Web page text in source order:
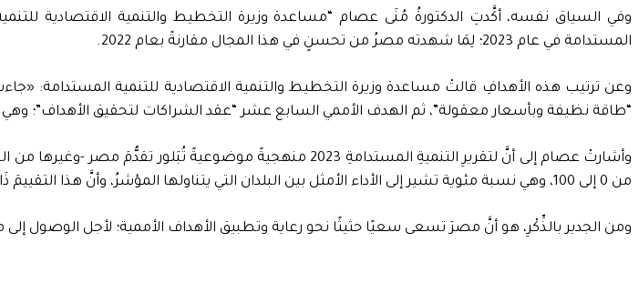
وفي السياق نفسه، أكَّدتِ الدكتورةُ مُنَى عصام “مساعدة وزيرة التخطيط والتنمية الاقتصادية
المستدامة في عام 2023؛ لِمَا شهدته مصرُ من تحسنٍ في هذا المجال مقارنةً بعام 2022.
وعن ترتيب هذه الأهدافِ قالتْ مساعدة وزيرة التخطيط والتنمية الاقتصادية للتنمية المستدامة:
“طاقة نظيفة وبأسعار معقولة”، ثم الهدف الأممي السابع عشر “عقد الشراكات لتحقيق الأهداف”؛
وأشارتْ عصام إلى أنَّ لتقريرِ التنميةِ المستدامةِ 2023 منهجيةً
من 0 إلى 100، وهي نسبة مئوية تشير إلى الأداء الأمثل بين البلدان التي يتناولها المؤشرُ، وأنَّ هذا التقييمَ ذَا النسبةِ المئويةِ ثابتٌ بين البلدانِ؛ لتوليد درجاتٍ وتصنيفاتٍ قابلة للمقارنة.
ومن الجدير بالذِّكْرِ، هو أنَّ مصرَ تسعى سعيًا حثيثًا نحو رعاية وتطبيق الأهداف الأممية؛ لأجل الوصول